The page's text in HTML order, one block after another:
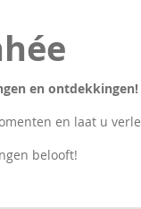
en ontdekkingen!
en laat u
belooft!